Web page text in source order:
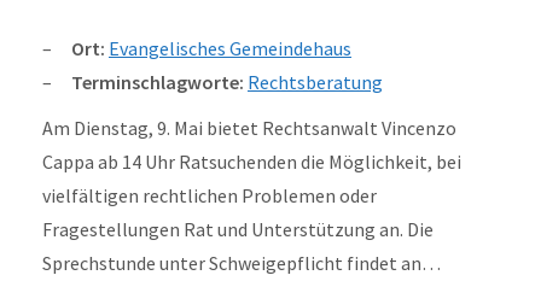
Ort: Evangelisches Gemeindehaus
Terminschlagworte: Rechtsberatung
Am Dienstag, 9. Mai bietet Rechtsanwalt Vincenzo
Cappa ab 14 Uhr Ratsuchenden die Möglichkeit, bei
vielfältigen rechtlichen Problemen oder
Fragestellungen Rat und Unterstützung an. Die
Sprechstunde unter Schweigepflicht findet an…